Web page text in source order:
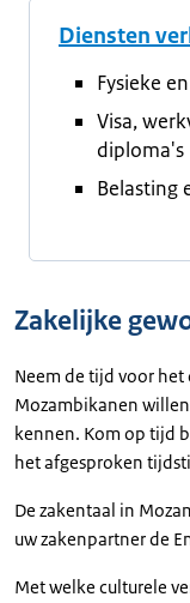
Diensten
Fysieke
Visa,
diploma's
Belasting
Zakelijke
Neem de tijd voor
Mozambikanen
kennen. Kom op tijd
het afgesproken
De zakentaal in
uw zakenpartner de
Met welke culturele